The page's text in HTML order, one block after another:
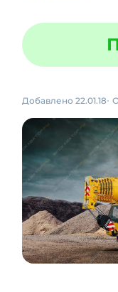
Добавлено 22.01.18